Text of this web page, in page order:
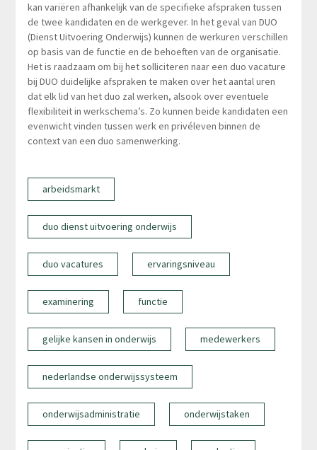
kan variëren afhankelijk van de specifieke afspraken tussen
de twee kandidaten en de werkgever. In het geval van DUO
(Dienst Uitvoering Onderwijs) kunnen de werkuren verschillen
op basis van de functie en de behoeften van de organisatie.
Het is raadzaam om bij het solliciteren naar een duo vacature
bij DUO duidelijke afspraken te maken over het aantal uren
dat elk lid van het duo zal werken, alsook over eventuele
flexibiliteit in werkschema’s. Zo kunnen beide kandidaten een
evenwicht vinden tussen werk en privéleven binnen de
context van een duo samenwerking.
arbeidsmarkt
duo dienst uitvoering onderwijs
duo vacatures ervaringsniveau
examinering functie
gelijke kansen in onderwijs medewerkers
nederlandse onderwijssysteem
onderwijsadministratie onderwijstaken